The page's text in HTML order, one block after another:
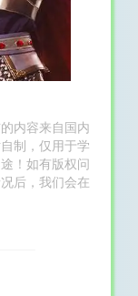
内容来自国内
制，仅用于学
！如有版权问
后，我们会在